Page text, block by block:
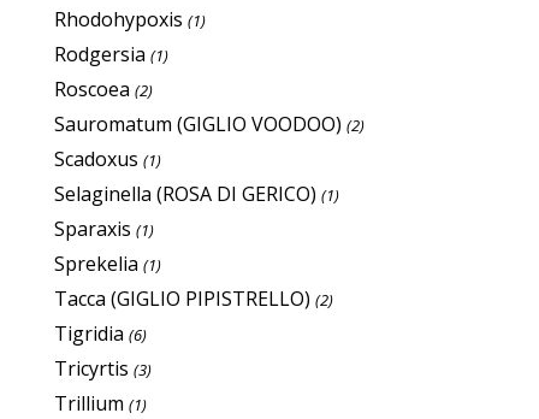
Rhodohypoxis (1)
Rodgersia (1)
Roscoea (2)
Sauromatum (GIGLIO VOODOO) (2)
Scadoxus (1)
Selaginella (ROSA DI GERICO) (1)
Sparaxis (1)
Sprekelia (1)
Tacca (GIGLIO PIPISTRELLO) (2)
Tigridia (6)
Tricyrtis (3)
Trillium (1)